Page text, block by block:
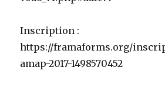
Inscription :
https://framaforms.org/
amap-2017-1498570452